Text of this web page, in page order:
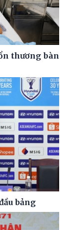
thương bàn
bảng